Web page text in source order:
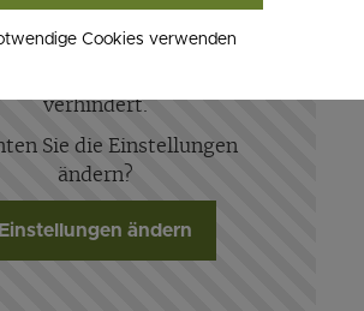
diesen Inhalts wird
verhindert.
Sie die Einstellungen
ändern?
Einstellungen ändern
Cookies verwenden